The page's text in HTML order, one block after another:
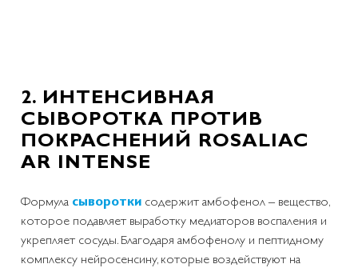
2. ИНТЕНСИВНАЯ
СЫВОРОТКА ПРОТИВ
ПОКРАСНЕНИЙ ROSALIAC
AR INTENSE
Формула сыворотки содержит амбофенол – вещество,
которое подавляет выработку медиаторов воспаления и
укрепляет сосуды. Благодаря амбофенолу и пептидному
комплексу нейросенсину, которые воздействуют на